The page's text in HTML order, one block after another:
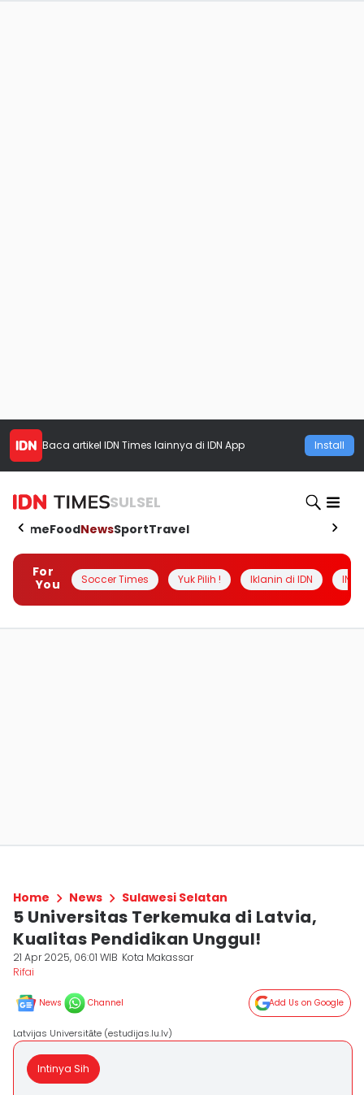
Baca artikel IDN Times lainnya di IDN App Install
SULSEL
HomeFoodNewsSportTravel
For
You
Soccer Times Yuk Pilih ! Iklanin di IDN
Home News Sulawesi Selatan
5 Universitas Terkemuka di Latvia,
Kualitas Pendidikan Unggul!
21 Apr 2025, 06:01 WIB Kota Makassar
Rifai
News Channel Add Us on Google
Latvijas Universitāte (estudijas.lu.lv)
Intinya Sih